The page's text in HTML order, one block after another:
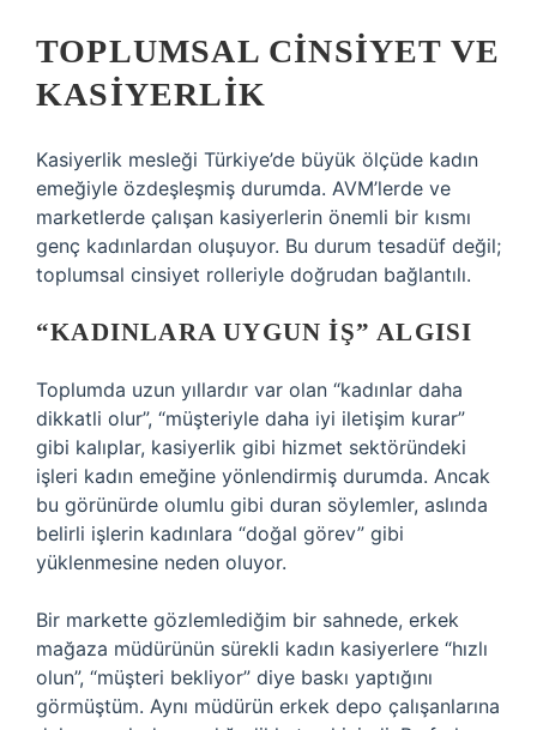
TOPLUMSAL CINSIYET VE
KASIYERLIK
Kasiyerlik mesleği Türkiye’de büyük ölçüde kadın
emeğiyle özdeşleşmiş durumda. AVM’lerde ve
marketlerde çalışan kasiyerlerin önemli bir kısmı
genç kadınlardan oluşuyor. Bu durum tesadüf değil;
toplumsal cinsiyet rolleriyle doğrudan bağlantılı.
“KADINLARA UYGUN IŞ” ALGISI
Toplumda uzun yıllardır var olan “kadınlar daha
dikkatli olur”, “müşteriyle daha iyi iletişim kurar”
gibi kalıplar, kasiyerlik gibi hizmet sektöründeki
işleri kadın emeğine yönlendirmiş durumda. Ancak
bu görünürde olumlu gibi duran söylemler, aslında
belirli işlerin kadınlara “doğal görev” gibi
yüklenmesine neden oluyor.
Bir markette gözlemlediğim bir sahnede, erkek
mağaza müdürünün sürekli kadın kasiyerlere “hızlı
olun”, “müşteri bekliyor” diye baskı yaptığını
görmüştüm. Aynı müdürün erkek depo çalışanlarına